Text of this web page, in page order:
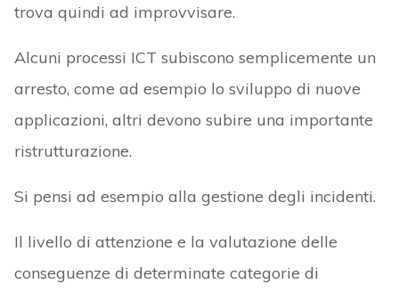
trova quindi ad improvvisare.
Alcuni processi ICT subiscono semplicemente un
arresto, come ad esempio lo sviluppo di nuove
applicazioni, altri devono subire una importante
ristrutturazione.
Si pensi ad esempio alla gestione degli incidenti.
Il livello di attenzione e la valutazione delle
conseguenze di determinate categorie di